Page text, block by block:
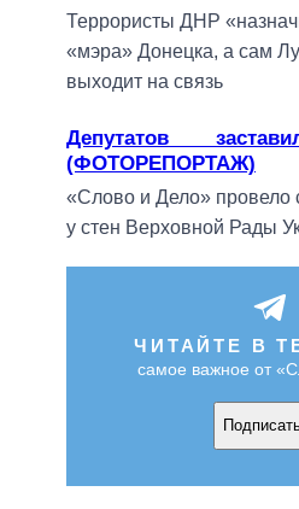
Террористы ДНР
«мэра» Донецка, а сам
выходит на связь
Депутатов
(ФОТОРЕПОРТАЖ)
«Слово и Дело» провело
у стен Верховной Рады
ЧИТАЙТЕ В
самое важное от